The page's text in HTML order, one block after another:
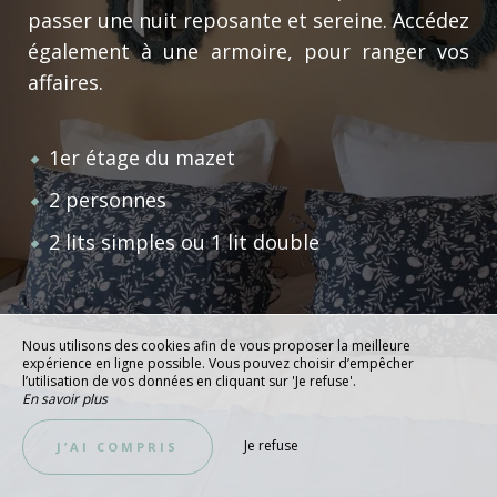
passer une nuit reposante et sereine. Accédez
également à une armoire, pour ranger vos
affaires.
1er étage du mazet
2 personnes
2 lits simples ou 1 lit double
Nous utilisons des cookies afin de vous proposer la meilleure
expérience en ligne possible. Vous pouvez choisir d’empêcher
l’utilisation de vos données en cliquant sur 'Je refuse'.
En savoir plus
J’AI COMPRIS Je refuse